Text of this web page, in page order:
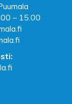
– 15.00